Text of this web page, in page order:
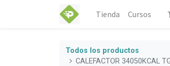
Tienda Cursos
Todos los productos
CALEFACTOR 34050KCAL